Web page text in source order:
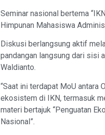
Seminar nasional bertema
Himpunan Mahasiswa
Diskusi berlangsung aktif
pandangan langsung dari sisi
Waldianto.
“Saat ini terdapat MoU antara
ekosistem di IKN, termasuk
materi bertajuk “Penguatan
Nasional”.